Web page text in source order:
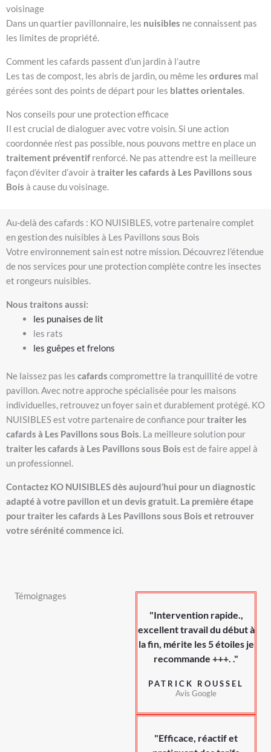
voisinage
Dans un quartier pavillonnaire, les nuisibles ne connaissent pas
les limites de propriété.
Comment les cafards passent d’un jardin à l’autre
Les tas de compost, les abris de jardin, ou même les ordures mal
gérées sont des points de départ pour les blattes orientales
Nos conseils pour une protection efficace
Il est crucial de dialoguer avec votre voisin. Si une action
coordonnée n’est pas possible, nous pouvons mettre en place un
traitement préventif renforcé. Ne pas attendre est la meilleure
façon d’éviter d’avoir à traiter les cafards à Les Pavillons sous
Bois à cause du voisinage.
Au-delà des cafards : KO NUISIBLES, votre partenaire complet
en gestion des nuisibles à Les Pavillons sous Bois
Votre environnement sain est notre mission. Découvrez l’étendue
de nos services pour une protection complète contre les insectes
et rongeurs nuisibles.
Nous traitons aussi:
les punaises de lit
les rats
les guêpes et frelons
Ne laissez pas les cafards compromettre la tranquillité de votre
pavillon. Avec notre approche spécialisée pour les maisons
individuelles, retrouvez un foyer sain et durablement protégé. KO
NUISIBLES est votre partenaire de confiance pourtraiter les
cafards à Les Pavillons sous Bois. La meilleure solution pour
traiter les cafards à Les Pavillons sous Bois est de faire appel à
un professionnel.
Contactez KO NUISIBLES dès aujourd’hui pour un diagnostic
adapté à votre pavillon et un devis gratuit. La première étape
pour traiter les cafards à Les Pavillons sous Bois et retrouver
votre sérénité commence ici.
Témoignages
"Intervention rapide.,
excellent travail du début à
la fin, mérite les 5 étoiles je
recommande +++. ."
PATRICK ROUSSEL
Avis Google
"Efficace, réactif et